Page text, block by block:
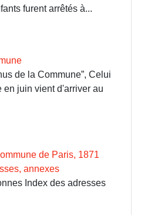
furent arrêtés à...
de la Commune”, Celui
juin vient d'arriver au
de Paris, 1871
annexes
Index des adresses